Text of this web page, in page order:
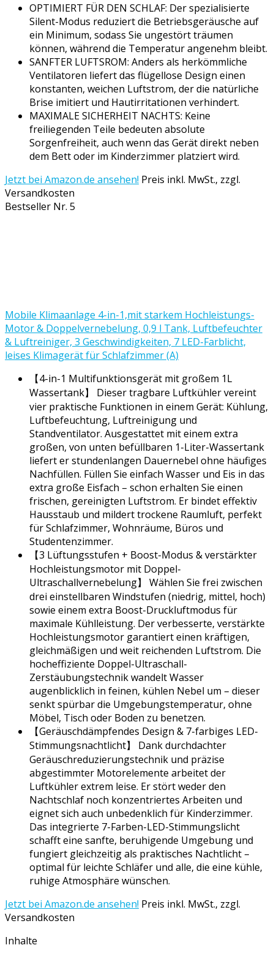
OPTIMIERT FÜR DEN SCHLAF: Der spezialisierte
Silent-Modus reduziert die Betriebsgeräusche auf
ein Minimum, sodass Sie ungestört träumen
können, während die Temperatur angenehm bleibt.
SANFTER LUFTSROM: Anders als herkömmliche
Ventilatoren liefert das flügellose Design einen
konstanten, weichen Luftstrom, der die natürliche
Brise imitiert und Hautirritationen verhindert.
MAXIMALE SICHERHEIT NACHTS: Keine
freiliegenden Teile bedeuten absolute
Sorgenfreiheit, auch wenn das Gerät direkt neben
dem Bett oder im Kinderzimmer platziert wird.
Jetzt bei Amazon.de ansehen! Preis inkl. MwSt., zzgl.
Versandkosten
Bestseller Nr. 5
Mobile Klimaanlage 4-in-1,mit starkem Hochleistungs-
Motor & Doppelvernebelung, 0,9 l Tank, Luftbefeuchter
& Luftreiniger, 3 Geschwindigkeiten, 7 LED-Farblicht,
leises Klimagerät für Schlafzimmer (A)
【4-in-1 Multifunktionsgerät mit großem 1L
Wassertank】 Dieser tragbare Luftkühler vereint
vier praktische Funktionen in einem Gerät: Kühlung,
Luftbefeuchtung, Luftreinigung und
Standventilator. Ausgestattet mit einem extra
großen, von unten befüllbaren 1-Liter-Wassertank
liefert er stundenlangen Dauernebel ohne häufiges
Nachfüllen. Füllen Sie einfach Wasser und Eis in das
extra große Eisfach – schon erhalten Sie einen
frischen, gereinigten Luftstrom. Er bindet effektiv
Hausstaub und mildert trockene Raumluft, perfekt
für Schlafzimmer, Wohnräume, Büros und
Studentenzimmer.
【3 Lüftungsstufen + Boost-Modus & verstärkter
Hochleistungsmotor mit Doppel-
Ultraschallvernebelung】 Wählen Sie frei zwischen
drei einstellbaren Windstufen (niedrig, mittel, hoch)
sowie einem extra Boost-Druckluftmodus für
maximale Kühlleistung. Der verbesserte, verstärkte
Hochleistungsmotor garantiert einen kräftigen,
gleichmäßigen und weit reichenden Luftstrom. Die
hocheffiziente Doppel-Ultraschall-
Zerstäubungstechnik wandelt Wasser
augenblicklich in feinen, kühlen Nebel um – dieser
senkt spürbar die Umgebungstemperatur, ohne
Möbel, Tisch oder Boden zu benetzen.
【Geräuschdämpfendes Design & 7-farbiges LED-
Stimmungsnachtlicht】 Dank durchdachter
Geräuschreduzierungstechnik und präzise
abgestimmter Motorelemente arbeitet der
Luftkühler extrem leise. Er stört weder den
Nachtschlaf noch konzentriertes Arbeiten und
eignet sich auch unbedenklich für Kinderzimmer.
Das integrierte 7-Farben-LED-Stimmungslicht
schafft eine sanfte, beruhigende Umgebung und
fungiert gleichzeitig als praktisches Nachtlicht –
optimal für leichte Schläfer und alle, die eine kühle,
ruhige Atmosphäre wünschen.
Jetzt bei Amazon.de ansehen! Preis inkl. MwSt., zzgl.
Versandkosten
Inhalte